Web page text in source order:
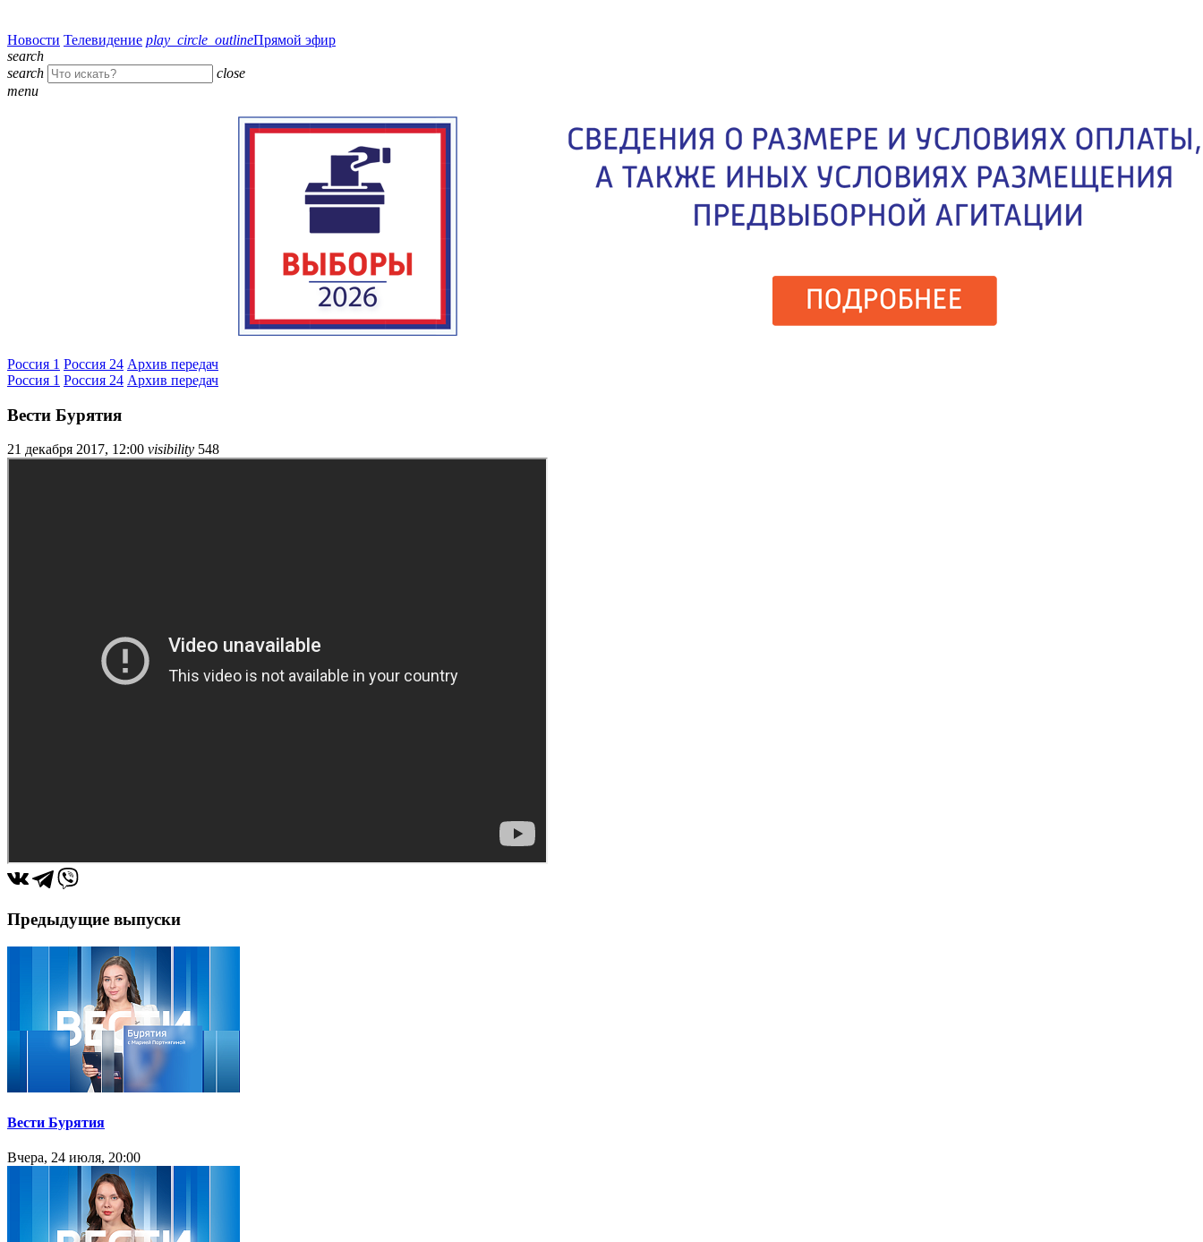
Новости Телевидение play_circle_outlineПрямой эфир
search
search
close
menu
Россия 1 Россия 24 Архив передач
Россия 1 Россия 24 Архив передач
Вести Бурятия
21 декабря 2017, 12:00 visibility 548
Предыдущие выпуски
Вести Бурятия
Вчера, 24 июля, 20:00